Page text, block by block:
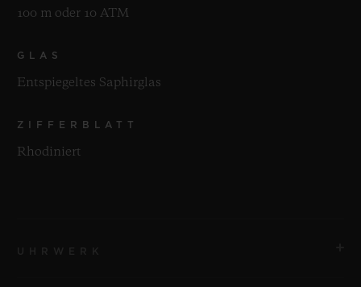
100 m oder 10 ATM
GLAS
Entspiegeltes Saphirglas
ZIFFERBLATT
Rhodiniert